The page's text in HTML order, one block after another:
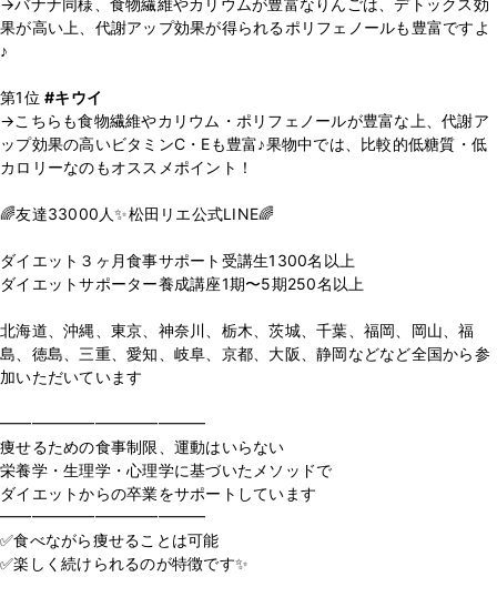
→バナナ同様、食物繊維やカリウムが豊富なりんごは、デトックス効
果が高い上、代謝アップ効果が得られるポリフェノールも豊富ですよ
♪
第1位 #キウイ
→こちらも食物繊維やカリウム・ポリフェノールが豊富な上、代謝ア
ップ効果の高いビタミンC・Eも豊富♪果物中では、比較的低糖質・低
カロリーなのもオススメポイント！
🌈友達33000人✨松田リエ公式LINE🌈
ダイエット３ヶ月食事サポート受講生1300名以上
ダイエットサポーター養成講座1期〜5期250名以上
北海道、沖縄、東京、神奈川、栃木、茨城、千葉、福岡、岡山、福
島、徳島、三重、愛知、岐阜、京都、大阪、静岡などなど全国から参
加いただいています
━━━━━━━━━━━━━
痩せるための食事制限、運動はいらない
栄養学・生理学・心理学に基づいたメソッドで
ダイエットからの卒業をサポートしています
━━━━━━━━━━━━━
✅食べながら痩せることは可能
✅楽しく続けられるのが特徴です✨